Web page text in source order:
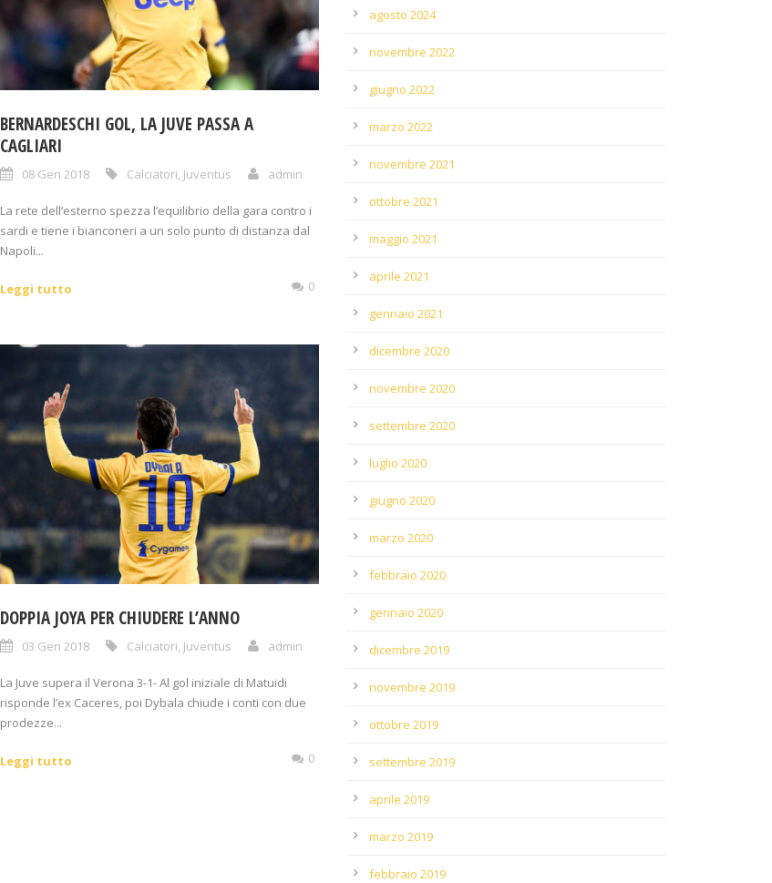
BERNARDESCHI GOL, LA JUVE PASSA A
CAGLIARI
08 Gen 2018 Calciatori, Juventus admin
La rete dell’esterno spezza l’equilibrio della gara contro i
sardi e tiene i bianconeri a un solo punto di distanza dal
Napoli...
Leggi tutto 0
DOPPIA JOYA PER CHIUDERE L’ANNO
03 Gen 2018 Calciatori Juventus admin
La Juve supera il Verona 3-1- Al gol iniziale di Matuidi
risponde l’ex Caceres, poi Dybala chiude i conti con due
prodezze...
Leggi tutto 0
agosto 2024
novembre 2022
giugno 2022
marzo 2022
novembre 2021
ottobre 2021
maggio 2021
aprile 2021
gennaio 2021
dicembre 2020
novembre 2020
settembre 2020
luglio 2020
giugno 2020
marzo 2020
febbraio 2020
gennaio 2020
dicembre 2019
novembre 2019
ottobre 2019
settembre 2019
aprile 2019
marzo 2019
febbraio 2019